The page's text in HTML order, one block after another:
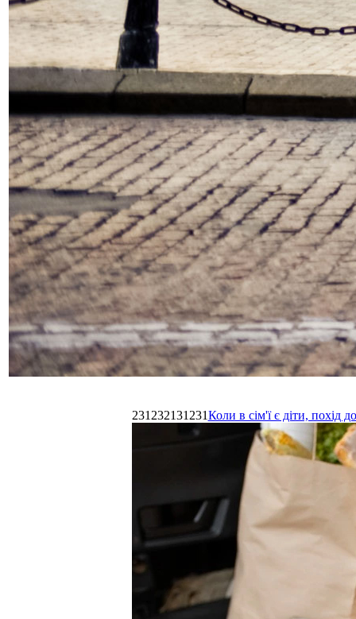
231232131231Коли в сім'ї є діти,